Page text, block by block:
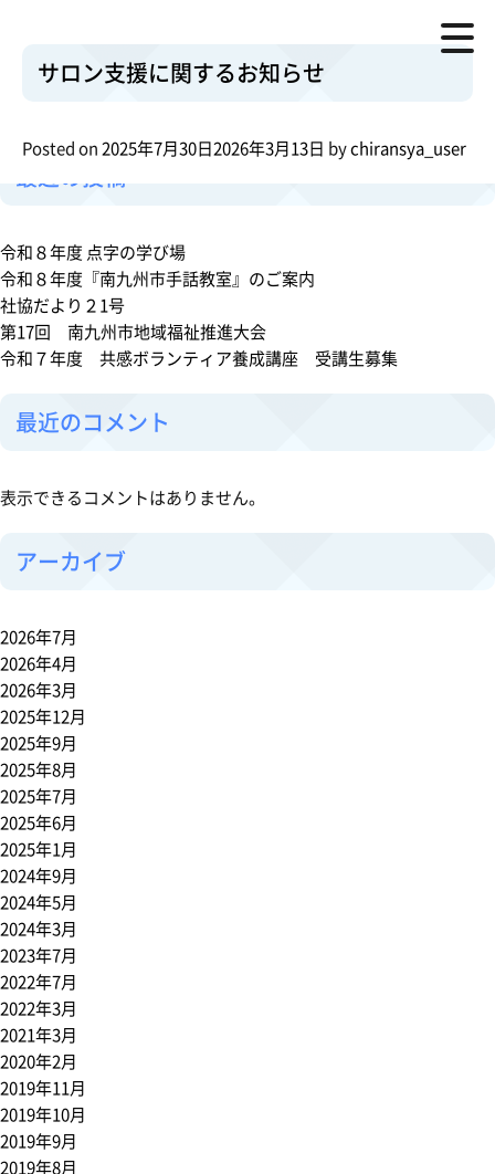
カテゴリー: イベント
サロン支援に関するお知らせ
Posted on2025年7月30日2026年3月13日 bychiransya_user
イベント,お知らせ Leave a Comment
ン
知
最近の投稿
令和８年度 点字の学び場
令和８年度『南九州市手話教室』のご案内
社協だより２1号
第17回 南九州市地域福祉推進大会
令和７年度 共感ボランティア養成講座 受講生募集
最近のコメント
表示できるコメントはありません。
アーカイブ
2026年7月
2026年4月
2026年3月
2025年12月
2025年9月
2025年8月
2025年7月
2025年6月
2025年1月
2024年9月
2024年5月
2024年3月
2023年7月
2022年7月
2022年3月
2021年3月
2020年2月
2019年11月
2019年10月
2019年9月
2019年8月